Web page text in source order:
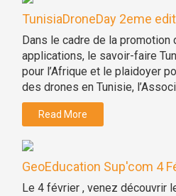
TunisiaDroneDay 2eme
Dans le cadre de la
applications, le savoir-faire
pour l’Afrique et le plaidoyer
des drones en Tunisie,
Read More
GeoEducation Sup'com 4
Le 4 février , venez découvrir